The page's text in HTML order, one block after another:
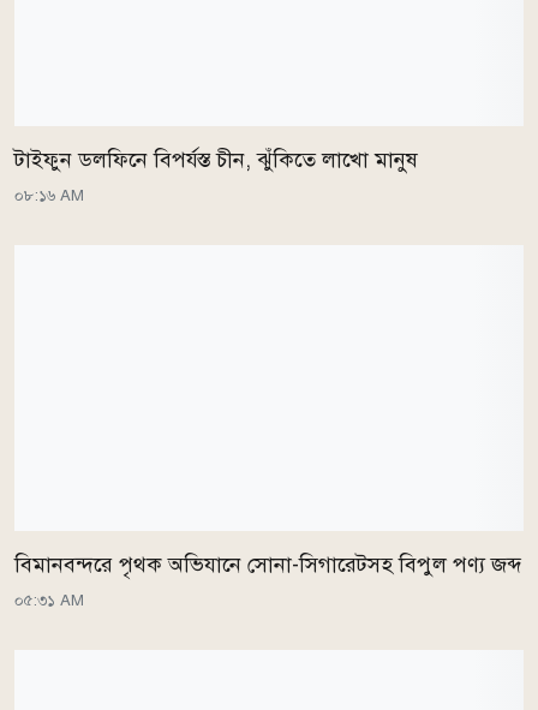
টাইফুন ডলফিনে বিপর্যস্ত চীন, ঝুঁকিতে লাখো মানুষ
০৮:১৬ AM
বিমানবন্দরে পৃথক অভিযানে সোনা-সিগারেটসহ বিপুল পণ্য জব্দ
০৫:৩১ AM